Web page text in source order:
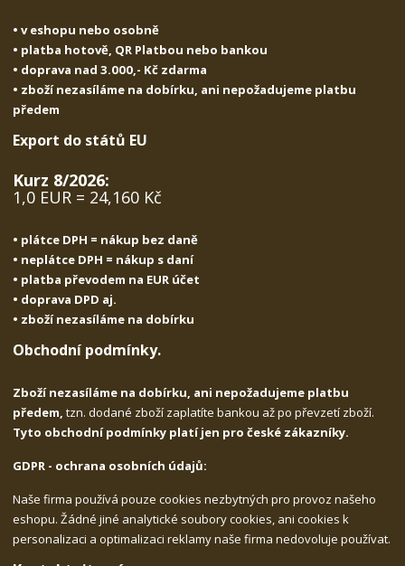
• v eshopu nebo osobně
• platba hotově, QR Platbou nebo bankou
• doprava nad 3.000,- Kč zdarma
• zboží nezasíláme na dobírku, ani nepožadujeme platbu
předem
Export do států EU
Kurz 8/2026:
1,0 EUR = 24,160 Kč
• plátce DPH = nákup bez daně
• neplátce DPH = nákup s daní
• platba převodem na EUR účet
• doprava DPD aj.
• zboží nezasíláme na dobírku
Obchodní podmínky.
Zboží nezasíláme na dobírku, ani nepožadujeme platbu
předem,tzn. dodané zboží zaplatíte bankou až po převzetí zboží.
Tyto obchodní podmínky platí jen pro české zákazníky.
GDPR - ochrana osobních údajů:
Naše firma používá pouze cookies nezbytných pro provoz našeho
eshopu. Žádné jiné analytické soubory cookies, ani cookies k
personalizaci a optimalizaci reklamy naše firma nedovoluje používat.